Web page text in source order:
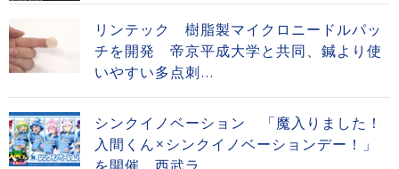
リンテック 樹脂製マイクロニードルパッ
チを開発 帝京平成大学と共同、鍼より使
いやすい多点刺...
シンクイノベーション 「魔入りました！
入間くん×シンクイノベーションデー！」
を開催 西武ラ...